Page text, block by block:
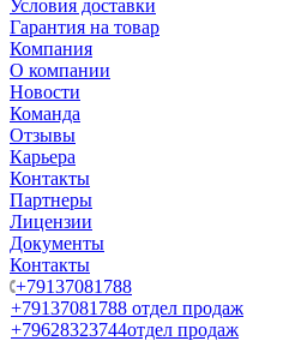
Условия доставки
Гарантия на товар
Компания
О компании
Новости
Команда
Отзывы
Карьера
Контакты
Партнеры
Лицензии
Документы
Контакты
+79137081788
+79137081788 отдел продаж
+79628323744отдел продаж